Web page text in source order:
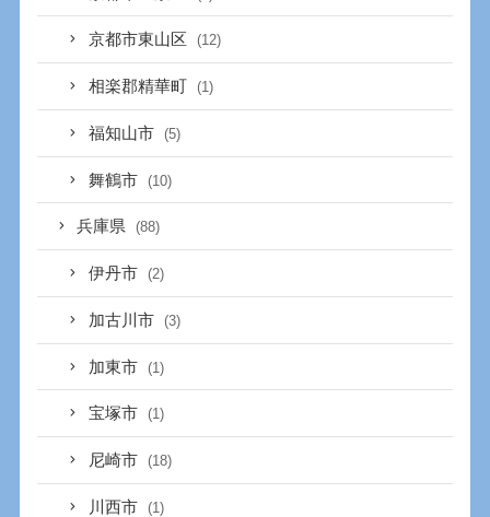
京都市東山区 (12)
相楽郡精華町 (1)
福知山市 (5)
舞鶴市 (10)
兵庫県 (88)
伊丹市 (2)
加古川市 (3)
加東市 (1)
宝塚市 (1)
尼崎市 (18)
川西市 (1)